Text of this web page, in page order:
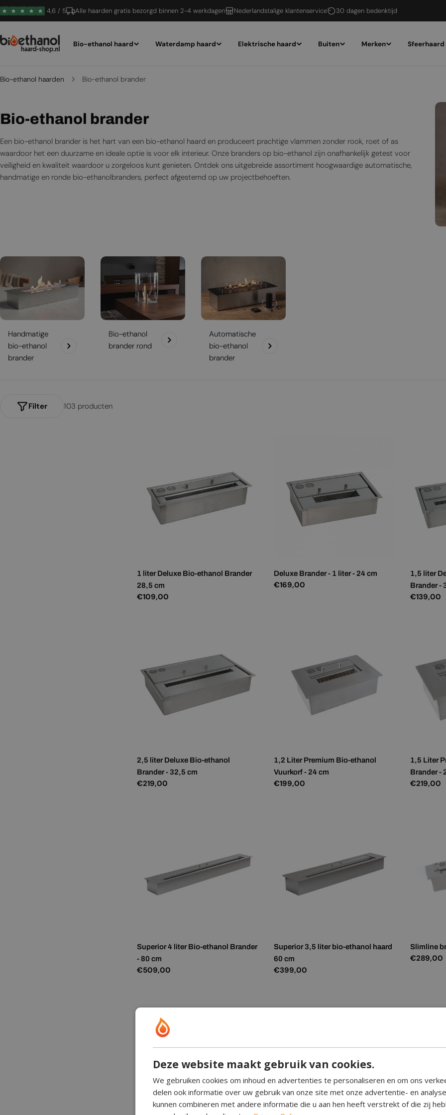
Ga
naar
4,6 / 5 Alle haarden gratis bezorgd binnen 2-4 werkdagen Nederlandstalige klantenservice 30 dagen bedenktijd
Bio-ethanol haard Waterdamp haard Elektrische haard Buiten Merken Sfeerhaard
Bio-ethanol haarden Bio-ethanol brander
C
o
l
l
e
:
Bio-ethanol brander
Een bio-ethanol brander is het hart van een bio-ethanol haard en produceert prachtige vlammen zonder rook, roet of as
waardoor het een duurzame en ideale optie is voor elk interieur. Onze branders op bio-ethanol zijn onafhankelijk getest voor
veiligheid en kwaliteit waardoor u zorgeloos kunt genieten. Ontdek ons uitgebreide assortiment hoogwaardige automatische,
handmatige en ronde bio-ethanolbranders, perfect afgestemd op uw projectbehoeften.
Handmatige
bio-ethanol
brander
Bio-ethanol
brander rond
Automatische
bio-ethanol
brander
103 producten
Filter
1 liter Deluxe Bio-ethanol Brander
28,5 cm
Normale
€109,00
Deluxe Brander - 1 liter - 24 cm
Normale
€169,00
1,5 liter
Brander -
Normale
€139,00
2,5 liter Deluxe Bio-ethanol
Brander - 32,5 cm
Normale
€219,00
1,2 Liter Premium Bio-ethanol
Vuurkorf - 24 cm
Normale
€199,00
1,5 Liter
Brander -
Normale
€219,00
Superior 4 liter Bio-ethanol Brander
- 80 cm
Normale
€509,00
Superior 3,5 liter bio-ethanol haard
60 cm
Normale
€399,00
Slimline
Normale
€289,00
Deze website maakt gebruik van cookies.
We gebruiken cookies om inhoud en advertenties te personaliseren en om ons
delen ook informatie over uw gebruik van onze site met onze advertentie- en
kunnen combineren met andere informatie die u aan hen heeft verstrekt of die zij